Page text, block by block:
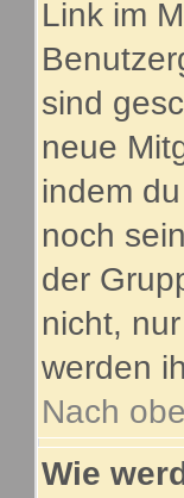
Link im
sind
neue
indem
noch
der
nicht,
werden
Nach
Wie